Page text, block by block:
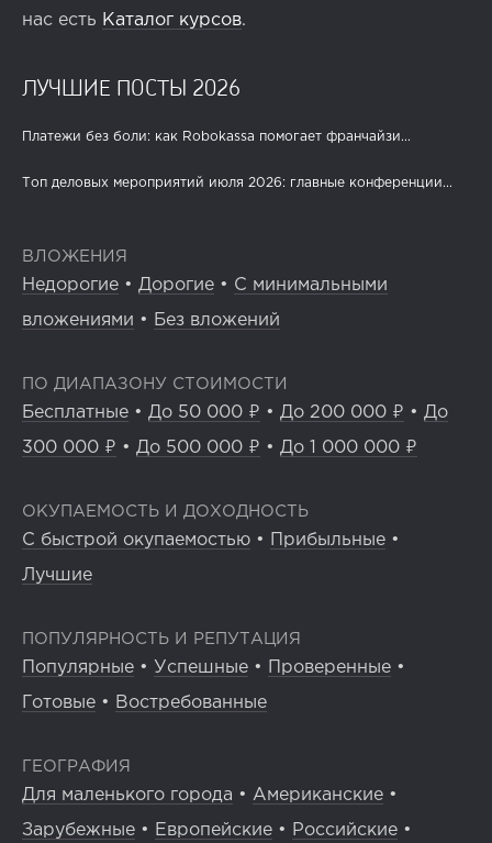
нас есть Каталог курсов.
ЛУЧШИЕ ПОСТЫ 2026
Платежи без боли: как Robokassa помогает франчайзи...
Топ деловых мероприятий июля 2026: главные конференции...
ВЛОЖЕНИЯ
Недорогие • Дорогие • С минимальными
вложениями • Без вложений
ПО ДИАПАЗОНУ СТОИМОСТИ
Бесплатные • До 50 000 ₽ • До 200 000 ₽ • До
300 000 ₽ • До 500 000 ₽ • До 1 000 000 ₽
ОКУПАЕМОСТЬ И ДОХОДНОСТЬ
С быстрой окупаемостью • Прибыльные •
Лучшие
ПОПУЛЯРНОСТЬ И РЕПУТАЦИЯ
Популярные • Успешные • Проверенные •
Готовые • Востребованные
ГЕОГРАФИЯ
Для маленького города • Американские •
Зарубежные • Европейские • Российские •